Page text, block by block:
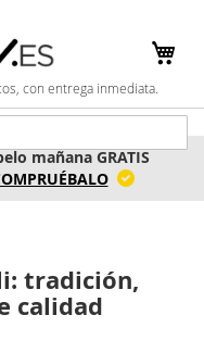
con entrega inmediata.
mañana GRATIS
tradición,
calidad